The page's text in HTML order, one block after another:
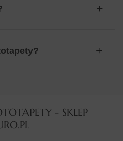
- SKLEP